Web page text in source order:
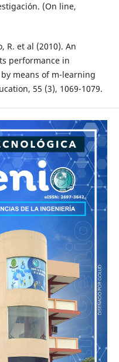
(On line,
R. et al (2010). An
performance in
means of m-learning
55 (3), 1069-1079.